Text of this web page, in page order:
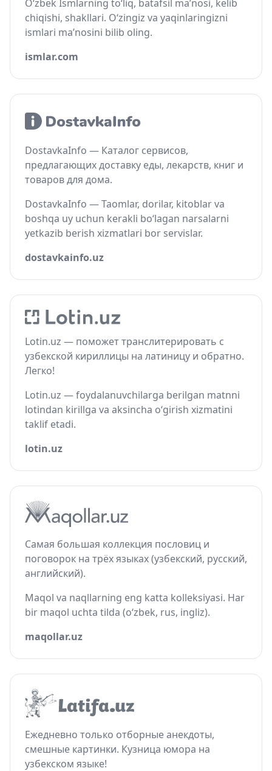
O‘zbek Ismlarning to‘liq, batafsil ma’nosi, kelib
chiqishi, shakllari. O‘zingiz va yaqinlaringizni
ismlari ma’nosini bilib oling.
ismlar.com
DostavkaInfo — Каталог сервисов,
предлагающих доставку еды, лекарств, книг и
товаров для дома.
DostavkaInfo — Taomlar, dorilar, kitoblar va
boshqa uy uchun kerakli bo‘lagan narsalarni
yetkazib berish xizmatlari bor servislar.
dostavkainfo.uz
Lotin.uz — поможет транслитерировать с
узбекской кириллицы на латиницу и обратно.
Легко!
Lotin.uz — foydalanuvchilarga berilgan matnni
lotindan kirillga va aksincha o‘girish xizmatini
taklif etadi.
lotin.uz
Самая большая коллекция пословиц и
поговорок на трёх языках (узбекский, русский,
английский).
Maqol va naqllarning eng katta kolleksiyasi. Har
bir maqol uchta tilda (o‘zbek, rus, ingliz).
maqollar.uz
Ежедневно только отборные анекдоты,
смешные картинки. Кузница юмора на
узбекском языке!